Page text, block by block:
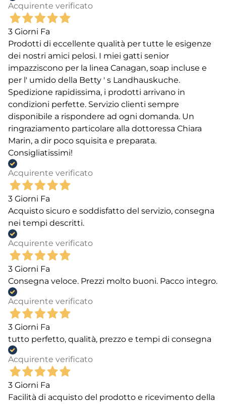
Acquirente verificato
3 Giorni Fa
Prodotti di eccellente qualità per tutte le esigenze
dei nostri amici pelosi. I miei gatti senior
impazziscono per la linea Canagan, soap incluse e
per l' umido della Betty ' s Landhauskuche.
Spedizione rapidissima, i prodotti arrivano in
condizioni perfette. Servizio clienti sempre
disponibile a rispondere ad ogni domanda. Un
ringraziamento particolare alla dottoressa Chiara
Marin, a dir poco squisita e preparata.
Consigliatissimi!
Acquirente verificato
3 Giorni Fa
Acquisto sicuro e soddisfatto del servizio, consegna
nei tempi descritti.
Acquirente verificato
3 Giorni Fa
Consegna veloce. Prezzi molto buoni. Pacco integro.
Acquirente verificato
3 Giorni Fa
tutto perfetto, qualità, prezzo e tempi di consegna
Acquirente verificato
3 Giorni Fa
Facilità di acquisto del prodotto e ricevimento della